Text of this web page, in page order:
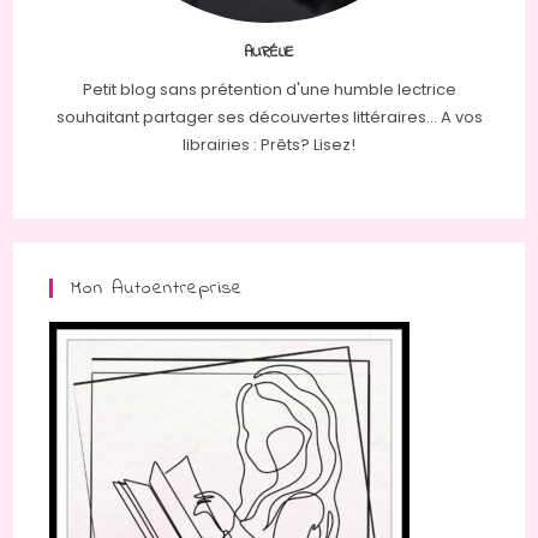
AURÉLIE
Petit blog sans prétention d'une humble lectrice
souhaitant partager ses découvertes littéraires... A vos
librairies : Prêts? Lisez!
Mon Autoentreprise